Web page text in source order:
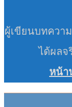
ผู้เขียนบทควา
ได้ผลจ
หน้า